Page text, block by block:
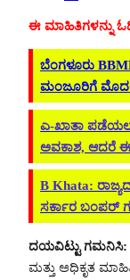
ಈ ಮಾಹಿತಿಗಳನ್ನು
ಬೆಂಗಳೂರು
ಮಂಜೂರಿಗೆ
ಎ-ಖಾತಾ
ಅವಕಾಶ, ಆದರೆ
B Khata:
ಸರ್ಕಾರ ಬಂಪರ್
ದಯವಿಟ್ಟು ಗಮನಿಸಿ:
ಮತ್ತು ಅಧಿಕೃತ